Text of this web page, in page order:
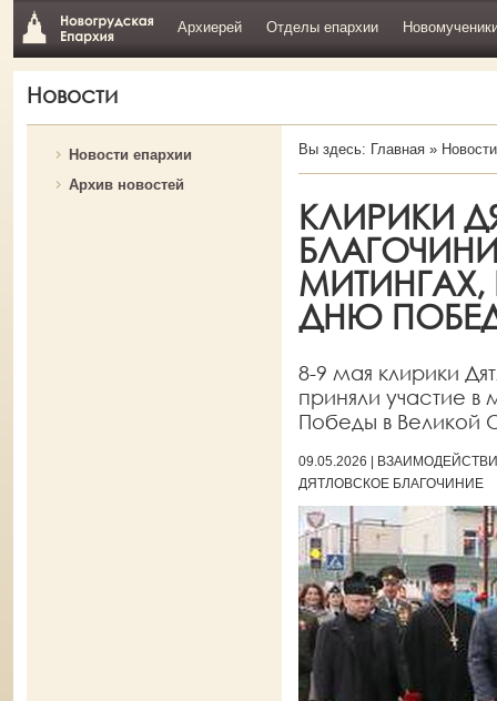
Архиерей Отделы епархии
Новости
Новости епархии
Архив новостей
Вы здесь: Главная» Новости
КЛИРИКИ
ДНЮ
8-9 мая клирики
приняли участие
Победы в Великой
09.05.2026 |
ДЯТЛОВСКОЕ БЛАГОЧИНИЕ